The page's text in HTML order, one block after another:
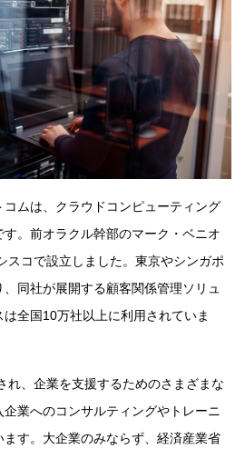
ムは、クラウドコンピューティング
。前オラクル幹部のマーク・ベニオ
スコで設立しました。東京やシンガポ
同社が展開する顧客関係管理ソリュ
全国10万社以上に利用されていま
れ、企業を支援するためのさまざまな
業へのコンサルティングやトレーニ
す。大企業のみならず、経済産業省